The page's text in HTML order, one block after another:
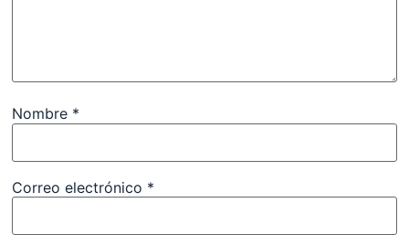
Nombre *
Correo electrónico *